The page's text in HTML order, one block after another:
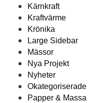
Kärnkraft
Kraftvärme
Krönika
Large Sidebar
Mässor
Nya Projekt
Nyheter
Okategoriserade
Papper & Massa